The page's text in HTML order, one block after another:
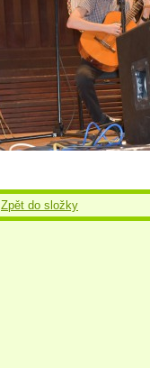
Zpět do složky